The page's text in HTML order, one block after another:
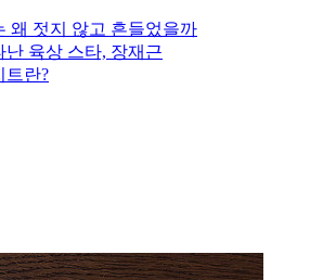
왜 젓지 않고 흔들었을까
난 육상 스타, 장재근
트란?